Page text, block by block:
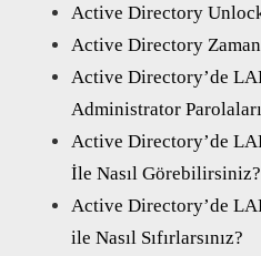
Active Directory
Active Directory
Active Directory’de
Administrator
Active Directory’de
İle Nasıl Görebilirsiniz?
Active Directory’de
ile Nasıl Sıfırlarsınız?